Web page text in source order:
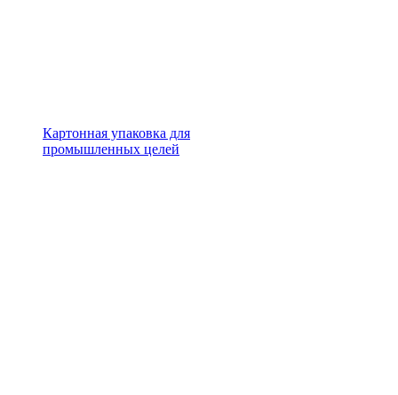
Картонная упаковка для
промышленных целей